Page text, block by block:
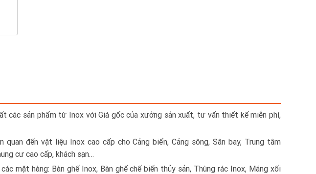
các sản phẩm từ Inox với Giá gốc của xưởng sản xuất, tư vấn thiết kế miễn phí,
đến vật liệu Inox cao cấp cho Cảng biển, Cảng sông, Sân bay, Trung tâm
cư cao cấp, khách sạn…
mặt hàng: Bàn ghế Inox, Bàn ghế chế biến thủy sản, Thùng rác Inox, Máng xối